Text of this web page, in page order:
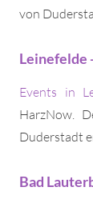
von
Leinefelde
Events in
HarzNow.
Duderstadt
Bad